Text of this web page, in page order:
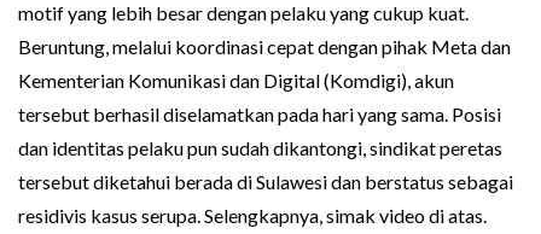
motif yang lebih besar dengan pelaku yang cukup kuat.
Beruntung, melalui koordinasi cepat dengan pihak Meta dan
Kementerian Komunikasi dan Digital (Komdigi), akun
tersebut berhasil diselamatkan pada hari yang sama. Posisi
dan identitas pelaku pun sudah dikantongi, sindikat peretas
tersebut diketahui berada di Sulawesi dan berstatus sebagai
residivis kasus serupa. Selengkapnya, simak video di atas.